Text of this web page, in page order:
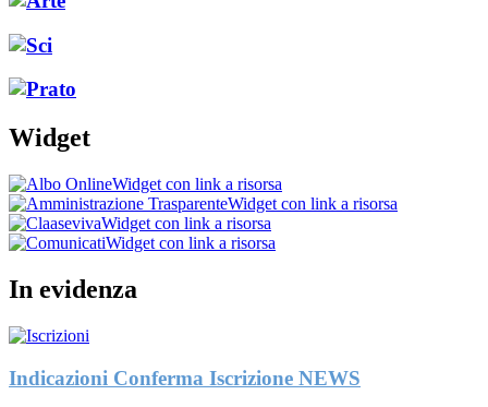
Widget
Widget con link a risorsa
Widget con link a risorsa
Widget con link a risorsa
Widget con link a risorsa
In evidenza
Indicazioni Conferma Iscrizione NEWS